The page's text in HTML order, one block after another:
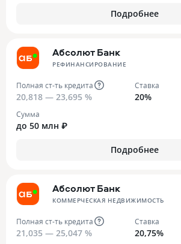
Подробнее
Абсолют Банк
РЕФИНАНСИРОВАНИЕ
Полная ст-ть кредита
20,818 — 23,695 %
Ставка
20%
Сумма
до 50 млн ₽
Подробнее
Абсолют Банк
КОММЕРЧЕСКАЯ НЕДВИЖИМОСТЬ
Полная ст-ть кредита
21,035 — 25,047 %
Ставка
20,75%